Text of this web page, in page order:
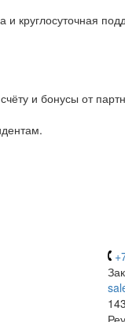
круглосуточная
и бонусы от